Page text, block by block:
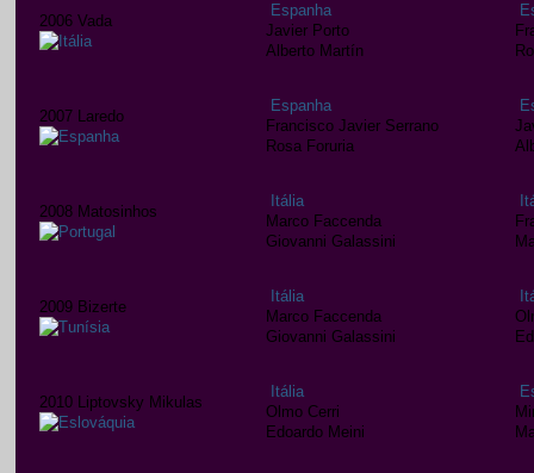
2006 Vada
Espanha
Javier Porto
Alberto Martín
2007 Laredo
Espanha
Francisco Javier Serrano
Rosa Foruria
2008 Matosinhos
Itália
Marco Faccenda
Giovanni Galassini
2009 Bizerte
Itália
Marco Faccenda
Giovanni Galassini
2010 Liptovsky Mikulas
Itália
Olmo Cerri
Edoardo Meini